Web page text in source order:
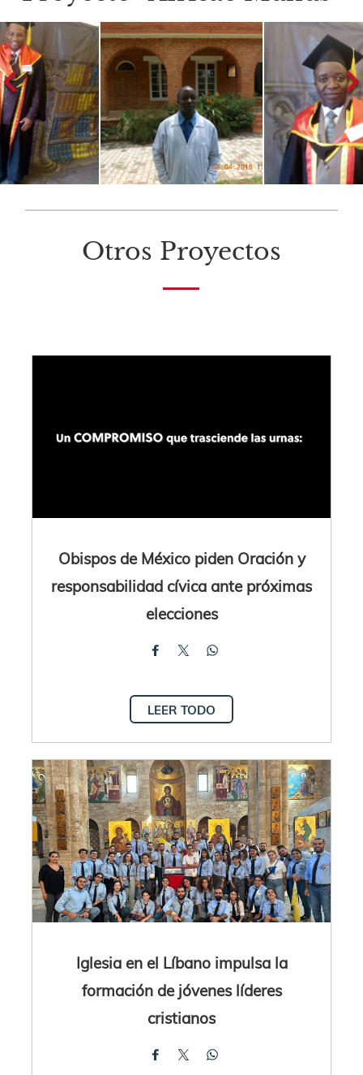
Otros Proyectos
Obispos de México piden Oración y
responsabilidad cívica ante próximas
elecciones
LEER TODO
Iglesia en el Líbano impulsa la
formación de jóvenes líderes
cristianos